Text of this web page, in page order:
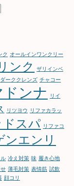
ク オールインワンクリー
ンク
ザリインベ
ダーククレンズ チャコー
ドンナ リイ
リツヨウ リファカラッ
ドスパ リファコ
ンエンリ
冷え対策 味 履き心地
薄毛対策 表情筋 試飲
顔コリ